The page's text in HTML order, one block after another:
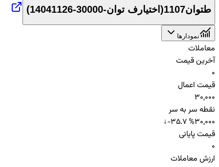
طتوان1107 ( اختیارف توان-30000-14041126 )
نمودارها
معاملات
آخرین قیمت
0
قیمت اعمال
30,000
نقطه سر به سر
30,000
↓-35.7 %
قیمت پایانی
0
ارزش معاملات